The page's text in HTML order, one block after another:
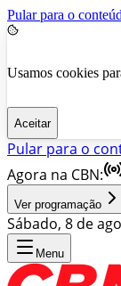
Pular para o
Usamos cookies
Aceitar
Pular para o
Agora na CBN:
Ver programação
Sábado, 8 de
Menu